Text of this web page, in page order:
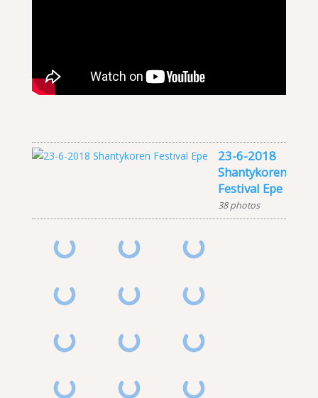
23-6-2018
Shantykoren
Festival Epe
38 photos